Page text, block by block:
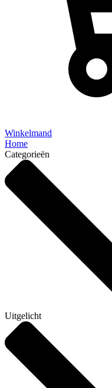
Winkelmand
Home
Categorieën
Uitgelicht